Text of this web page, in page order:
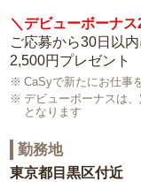
＼デビューボーナ
ご応募から30日以
2,500円プレゼント
CaSyで新たにお仕事
デビューボーナスは
となります
勤務地
東京都目黒区付近